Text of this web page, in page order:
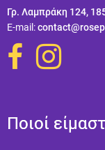
Γρ. Λαμπράκη 124,
Ε-mail:
Ποιοί